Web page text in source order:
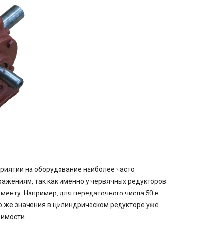
на оборудование наиболее часто
так как именно у червячных редукторов
Например, для передаточного числа 50 в
значения в цилиндрическом редукторе уже